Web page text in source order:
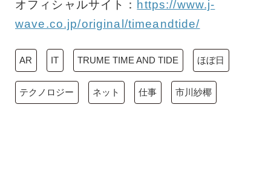
オフィシャルサイト： https://www.j-
wave.co.jp/original/timeandtide/
AR IT TRUME TIME AND TIDE ほぼ日
テクノロジー ネット 仕事 市川紗椰